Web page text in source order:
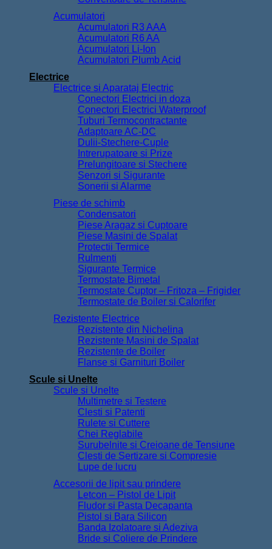
Acumulatori
Acumulatori R3 AAA
Acumulatori R6 AA
Acumulatori Li-Ion
Acumulatori Plumb Acid
Electrice
Electrice si Aparataj Electric
Conectori Electrici in doza
Conectori Electrici Waterproof
Tuburi Termocontractante
Adaptoare AC-DC
Dulii-Stechere-Cuple
Intrerupatoare si Prize
Prelungitoare si Stechere
Senzori si Sigurante
Sonerii si Alarme
Piese de schimb
Condensatori
Piese Aragaz si Cuptoare
Piese Masini de Spalat
Protectii Termice
Rulmenti
Sigurante Termice
Termostate Bimetal
Termostate Cuptor – Fritoza – Frigider
Termostate de Boiler si Calorifer
Rezistente Electrice
Rezistente din Nichelina
Rezistente Masini de Spalat
Rezistente de Boiler
Flanse si Garnituri Boiler
Scule si Unelte
Scule si Unelte
Multimetre si Testere
Clesti si Patenti
Rulete si Cuttere
Chei Reglabile
Surubelnite si Creioane de Tensiune
Clesti de Sertizare si Compresie
Lupe de lucru
Accesorii de lipit sau prindere
Letcon – Pistol de Lipit
Fludor si Pasta Decapanta
Pistol si Bara Silicon
Banda Izolatoare si Adeziva
Bride si Coliere de Prindere